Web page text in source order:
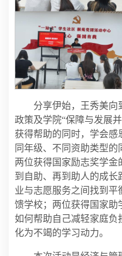
分享伊始，王秀美向
政策及学院“保障与发展
获得帮助的同时，学会感
同年级、不同资助类型的
两位获得国家励志奖学金
到自助、再到助人的成长
业与志愿服务之间找到平
馈学校；两位获得国家助
如何帮助自己减轻家庭负
化为不竭的学习动力。